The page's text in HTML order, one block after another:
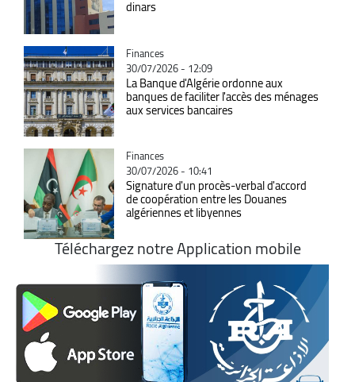
dinars
Catégorie
Finances
30/07/2026 - 12:09
La Banque d'Algérie ordonne aux
banques de faciliter l'accès des ménages
aux services bancaires
Catégorie
Finances
30/07/2026 - 10:41
Signature d'un procès-verbal d'accord
de coopération entre les Douanes
algériennes et libyennes
Téléchargez notre Application mobile